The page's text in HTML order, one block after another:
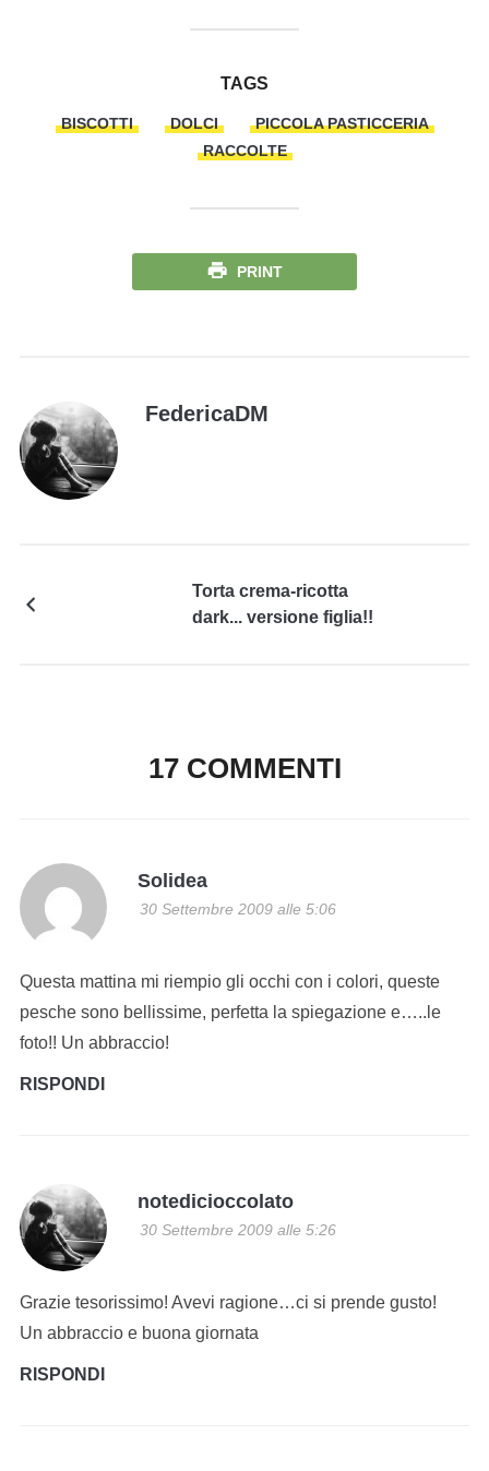
TAGS
BISCOTTI DOLCI
PICCOLA PASTICCERIA
RACCOLTE
PRINT
FedericaDM
Torta crema-ricotta
dark... versione figlia!!
17 COMMENTI
Solidea
30 Settembre 2009 alle 5:06
Questa mattina mi riempio gli occhi con i colori, queste
pesche sono bellissime, perfetta la spiegazione e…..le
foto!! Un abbraccio!
RISPONDI
notedicioccolato
30 Settembre 2009 alle 5:26
Grazie tesorissimo! Avevi ragione…ci si prende gusto!
Un abbraccio e buona giornata
RISPONDI